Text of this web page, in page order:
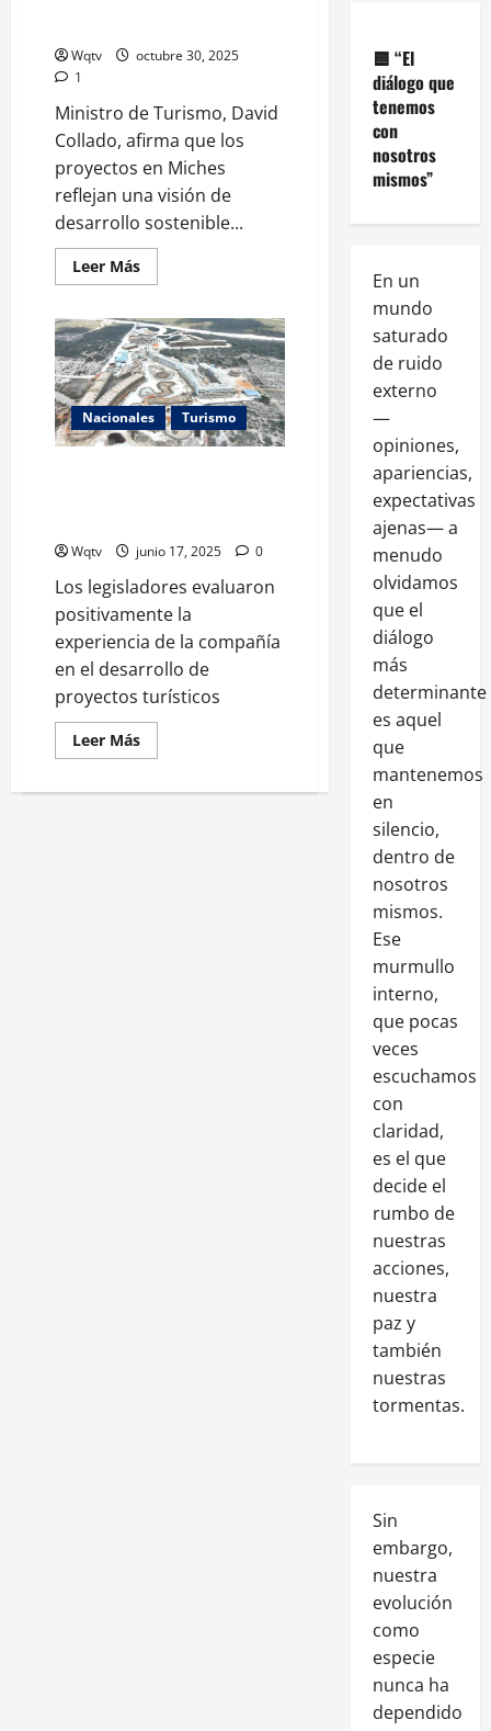
Wqtv
octubre 30, 2025
1
Ministro de Turismo, David
Collado, afirma que los
proyectos en Miches
reflejan una visión de
desarrollo sostenible...
Leer Más
Nacionales Turismo
Wqtv junio 17, 2025 0
Los legisladores evaluaron
positivamente la
experiencia de la compañía
en el desarrollo de
proyectos turísticos
Leer Más
🟦 “El
diálogo que
tenemos
con
nosotros
mismos”
En un
mundo
saturado
de ruido
externo
—
opiniones,
apariencias,
expectativas
ajenas— a
menudo
olvidamos
que el
diálogo
más
determinante
es aquel
que
mantenemos
en
silencio,
dentro de
nosotros
mismos.
Ese
murmullo
interno,
que pocas
veces
escuchamos
con
claridad,
es el que
decide el
rumbo de
nuestras
acciones,
nuestra
paz y
también
nuestras
tormentas.
Sin
embargo,
nuestra
evolución
como
especie
nunca ha
dependido